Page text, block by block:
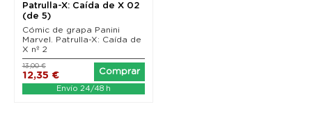
Patrulla-X: Caída de X 02
(de 5)
Cómic de grapa Panini
Marvel. Patrulla-X: Caída de
X nº 2
12,35 €
13,00 €
Comprar
Envío 24/48 h